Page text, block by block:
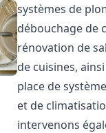
systèmes de
débouchage de
rénovation de
de cuisines,
place de
et de
intervenons